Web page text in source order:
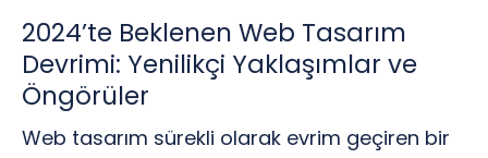
2024’te Beklenen Web Tasarım
Devrimi: Yenilikçi Yaklaşımlar ve
Öngörüler
Web tasarım sürekli olarak evrim geçiren bir